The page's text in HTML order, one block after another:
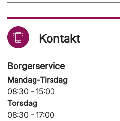
Kontakt
Borgerservice
Mandag-Tirsdag
08:30 - 15:00
Torsdag
08:30 - 17:00